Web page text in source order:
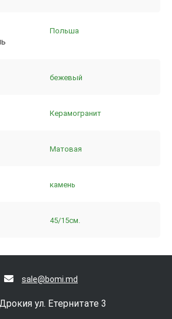
Польша
бежевый
Керамогранит
Матовая
камень
45/15см.
sale@bomi.md
ул. Етернитате 3